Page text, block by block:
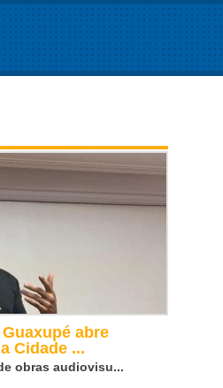
abre
Cidade ...
obras audiovisu...